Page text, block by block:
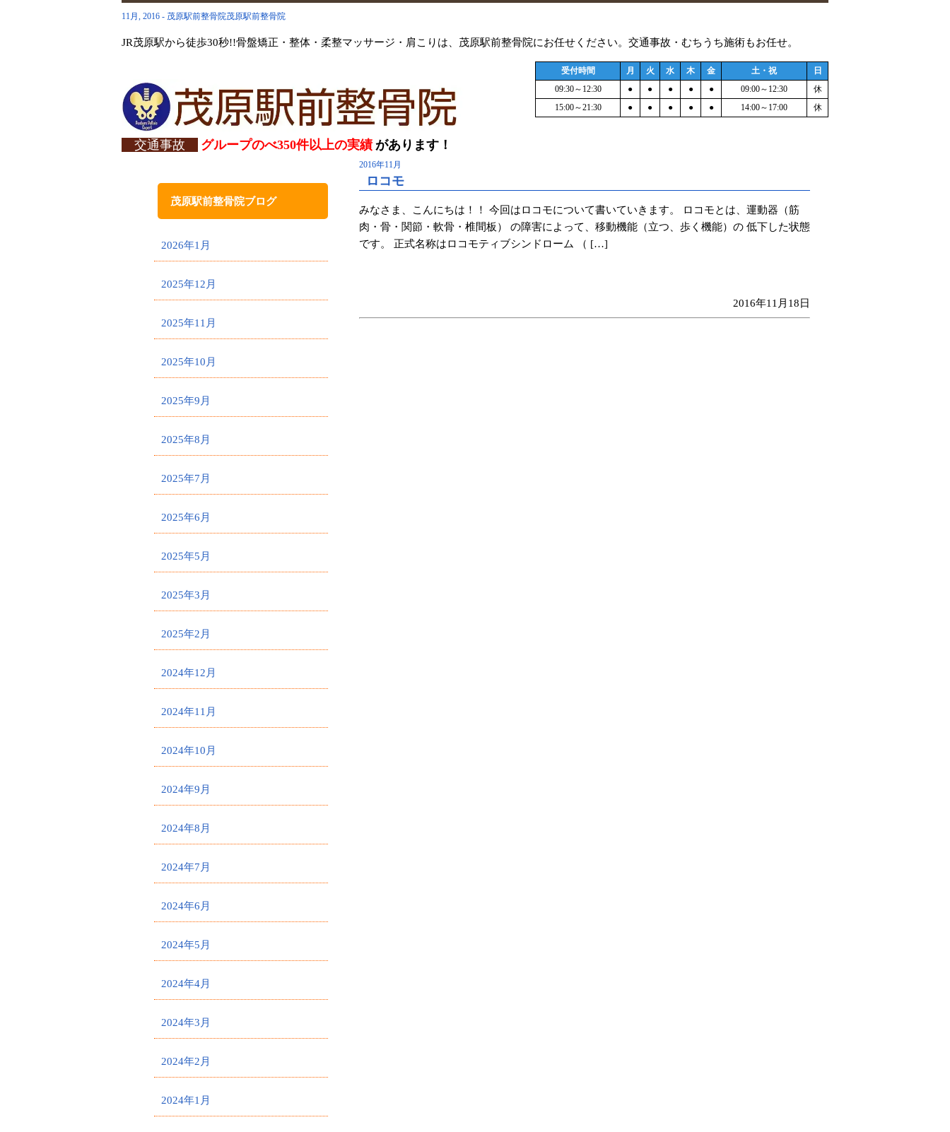
11月, 2016 - 茂原駅前整骨院茂原駅前整骨院
JR茂原駅から徒歩30秒!!骨盤矯正・整体・柔整マッサージ・肩こりは、茂原駅前整骨院にお任せください。交通事故・むちうち施術もお任せ。
交通事故 グループのべ350件以上の実績 があります！
受付時間 月 火 水 木 金 土・祝
日
09:30～12:30
● ● ● ● ● 09:00～12:30
休
15:00～21:30
● ● ● ● ● 14:00～17:00 休
2016年11月
ロコモ
みなさま、こんにちは！！ 今回はロコモについて書いていきます。 ロコモとは、運動器（筋
肉・骨・関節・軟骨・椎間板） の障害によって、移動機能（立つ、歩く機能）の 低下した状態
です。 正式名称はロコモティブシンドローム （ […]
2016年11月18日
茂原駅前整骨院ブログ
2026年1月
2025年12月
2025年11月
2025年10月
2025年9月
2025年8月
2025年7月
2025年6月
2025年5月
2025年3月
2025年2月
2024年12月
2024年11月
2024年10月
2024年9月
2024年8月
2024年7月
2024年6月
2024年5月
2024年4月
2024年3月
2024年2月
2024年1月